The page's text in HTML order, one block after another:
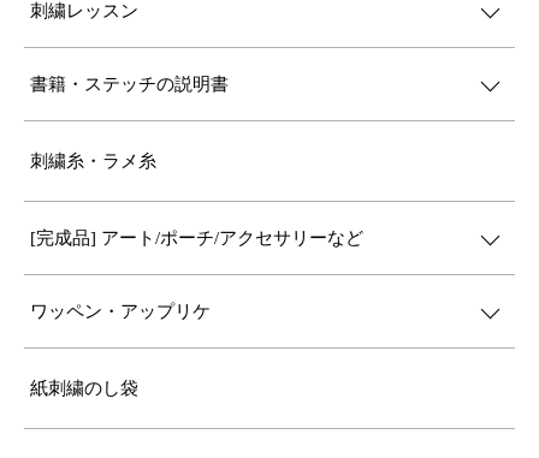
刺繍レッスン
書籍・ステッチの説明書
刺繍糸・ラメ糸
[完成品] アート/ポーチ/アクセサリーなど
ワッペン・アップリケ
紙刺繍のし袋